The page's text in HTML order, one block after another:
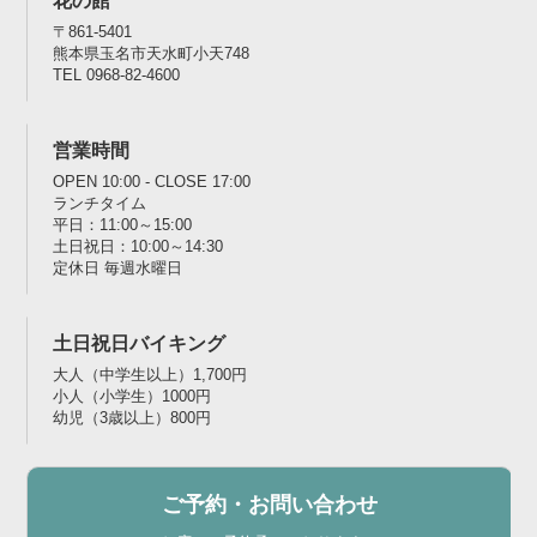
〒861-5401
熊本県玉名市天水町小天748
TEL 0968-82-4600
営業時間
OPEN 10:00 - CLOSE 17:00
ランチタイム
平日：11:00～15:00
土日祝日：10:00～14:30
定休日 毎週水曜日
土日祝日バイキング
大人（中学生以上）1,700円
小人（小学生）1000円
幼児（3歳以上）800円
ご予約・お問い合わせ